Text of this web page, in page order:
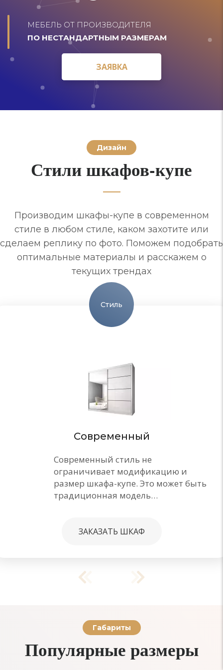
МЕБЕЛЬ ОТ ПРОИЗВОДИТЕЛЯ
ПО НЕСТАНДАРТНЫМ РАЗМЕРАМ
ЗАЯВКА
ЗАЯВКА
Дизайн
Стили шкафов-купе
Производим шкафы-купе в современном
стиле в любом стиле, каком захотите или
сделаем реплику по фото. Поможем подобрать
оптимальные материалы и расскажем о
текущих трендах
Стиль
Современный
Современный стиль не
ограничивает модификацию и
размер шкафа-купе. Это может быть
традиционная модель…
ЗАКАЗАТЬ ШКАФ
Габариты
Популярные размеры